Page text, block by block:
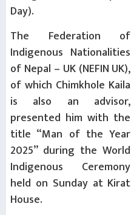
Day).
The Federation of
Indigenous Nationalities
of Nepal – UK (NEFIN UK),
of which Chimkhole Kaila
is also an advisor,
presented him with the
title “Man of the Year
2025” during the World
Indigenous Ceremony
held on Sunday at Kirat
House.